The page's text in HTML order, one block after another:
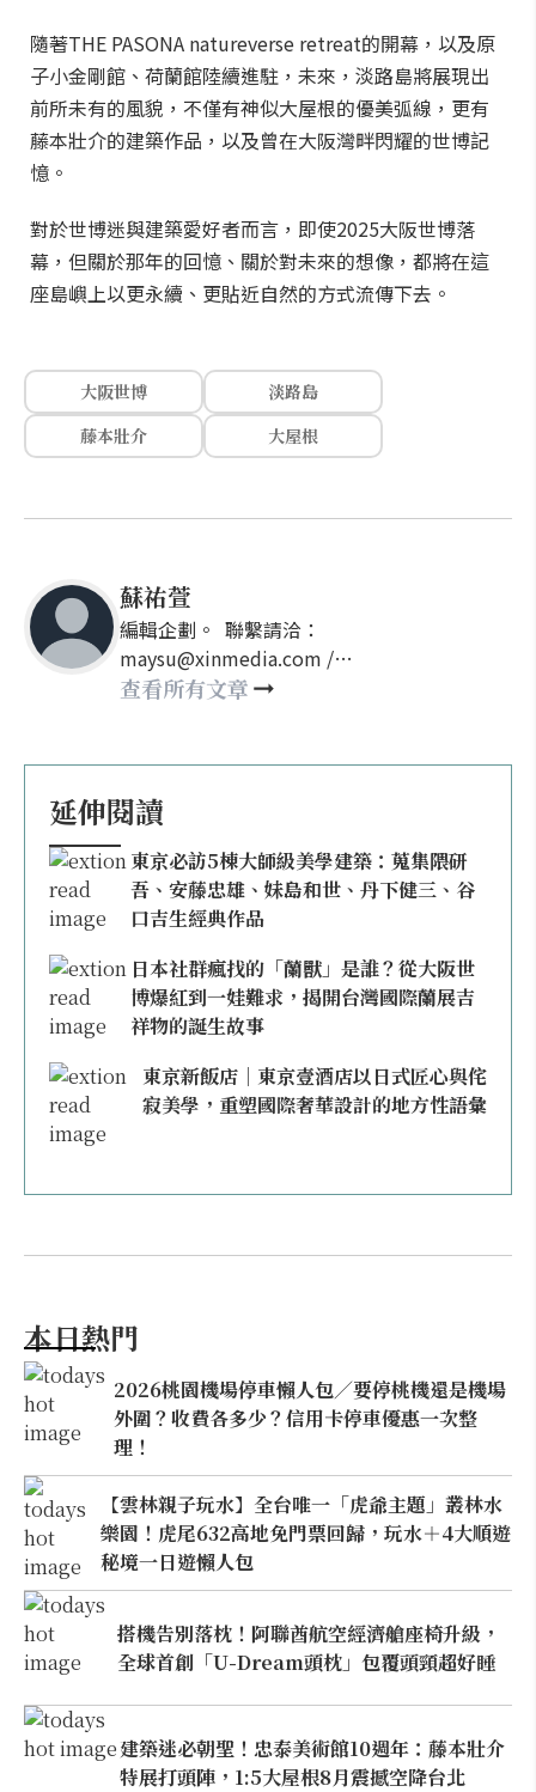
隨著THE PASONA natureverse retreat的開幕，以及原
子小金剛館、荷蘭館陸續進駐，未來，淡路島將展現出
前所未有的風貌，不僅有神似大屋根的優美弧線，更有
藤本壯介的建築作品，以及曾在大阪灣畔閃耀的世博記
憶。
對於世博迷與建築愛好者而言，即使2025大阪世博落
幕，但關於那年的回憶、關於對未來的想像，都將在這
座島嶼上以更永續、更貼近自然的方式流傳下去。
大阪世博
淡路島
藤本壯介
大屋根
蘇祐萱
編輯企劃。 聯繫請洽：
maysu@xinmedia.com /
may860527@gmail.com
查看所有文章
延伸閱讀
東京必訪5棟大師級美學建築：蒐集隈研
吾、安藤忠雄、妹島和世、丹下健三、谷
口吉生經典作品
日本社群瘋找的「蘭獸」是誰？從大阪世
博爆紅到一娃難求，揭開台灣國際蘭展吉
祥物的誕生故事
東京新飯店｜東京壹酒店以日式匠心與侘
寂美學，重塑國際奢華設計的地方性語彙
本日熱門
2026桃園機場停車懶人包／要停桃機還是機場
外圍？收費各多少？信用卡停車優惠一次整
理！
【雲林親子玩水】全台唯一「虎爺主題」叢林水
樂園！虎尾632高地免門票回歸，玩水＋4大順遊
秘境一日遊懶人包
搭機告別落枕！阿聯酋航空經濟艙座椅升級，
全球首創「U-Dream頭枕」包覆頭頸超好睡
建築迷必朝聖！忠泰美術館10週年：藤本壯介
特展打頭陣，1:5大屋根8月震撼空降台北